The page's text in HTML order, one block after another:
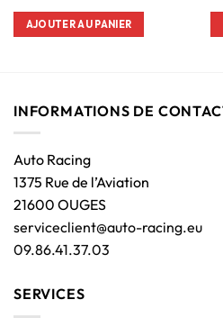
AJOUTER AU PANIER
INFORMATIONS DE
Auto Racing
1375 Rue de l’Aviation
21600 OUGES
serviceclient@auto-racing.eu
09.86.41.37.03
SERVICES